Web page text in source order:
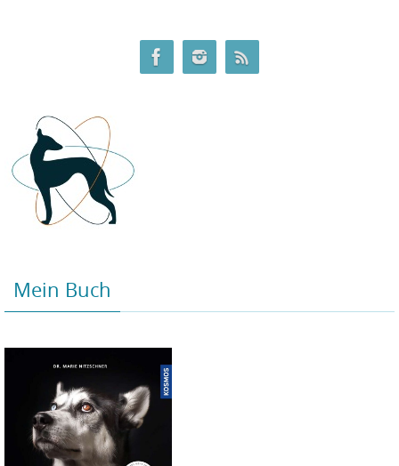
Mein Buch